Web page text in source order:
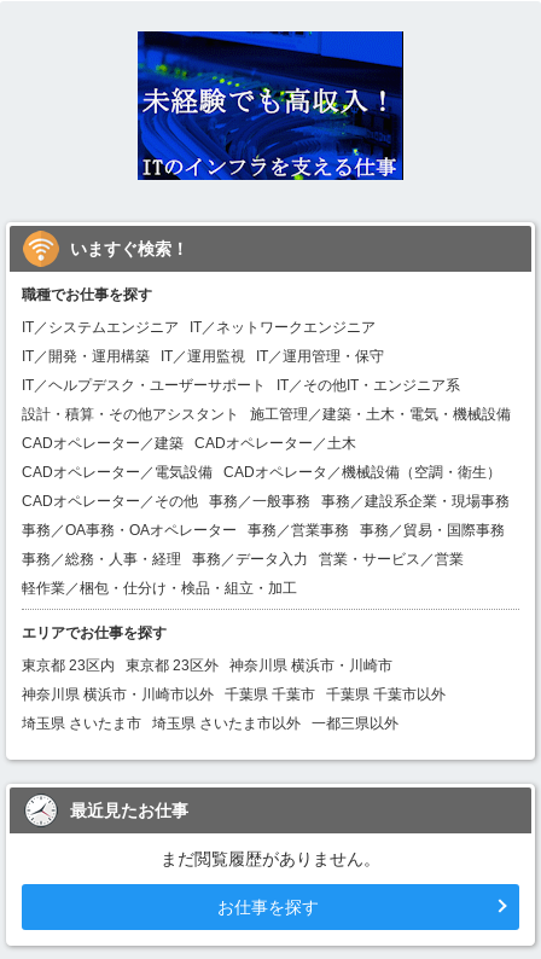
いますぐ検索！
職種でお仕事を探す
IT／システムエンジニア
IT／ネットワークエンジニア
IT／開発・運用構築
IT／運用監視
IT／運用管理・保守
IT／ヘルプデスク・ユーザーサポート
IT／その他IT・エンジニア系
設計・積算・その他アシスタント
施工管理／建築・土木・電気・機械設備
CADオペレーター／建築
CADオペレーター／土木
CADオペレーター／電気設備
CADオペレータ／機械設備（空調・衛生）
CADオペレーター／その他
事務／一般事務
事務／建設系企業・現場事務
事務／OA事務・OAオペレーター
事務／営業事務
事務／貿易・国際事務
事務／総務・人事・経理
事務／データ入力
営業・サービス／営業
軽作業／梱包・仕分け・検品・組立・加工
エリアでお仕事を探す
東京都 23区内
東京都 23区外
神奈川県 横浜市・川崎市
神奈川県 横浜市・川崎市以外
千葉県 千葉市
千葉県 千葉市以外
埼玉県 さいたま市
埼玉県 さいたま市以外 一都三県以外
最近見たお仕事
まだ閲覧履歴がありません。
お仕事を探す